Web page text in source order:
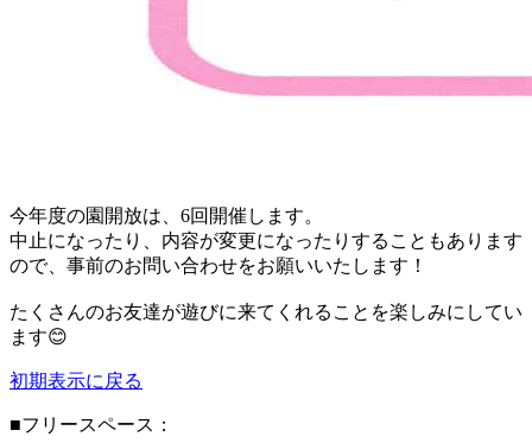
今年度の園開放は、6回開催します。
中止になったり、内容が変更になったりすることもあります
ので、事前のお問い合わせをお願いいたします！
たくさんのお友達が遊びに来てくれることを楽しみにしてい
ます😊
初期表示に戻る
■フリースペース：